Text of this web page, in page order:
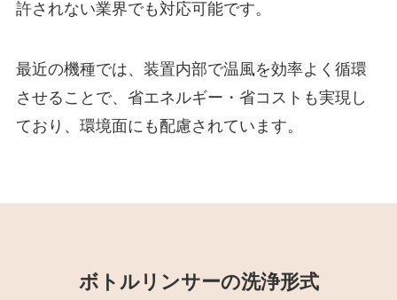
許されない業界でも対応可能です。
最近の機種では、装置内部で温風を効率よく循環
させることで、省エネルギー・省コストも実現し
ており、環境面にも配慮されています。
ボトルリンサーの洗浄形式